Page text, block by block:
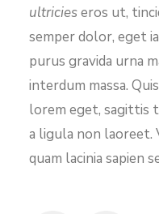
ultricieseros ut,
semper dolor, eget
purus gravida urna
interdum massa.
lorem eget, sagittis
a ligula non
quam lacinia sapien